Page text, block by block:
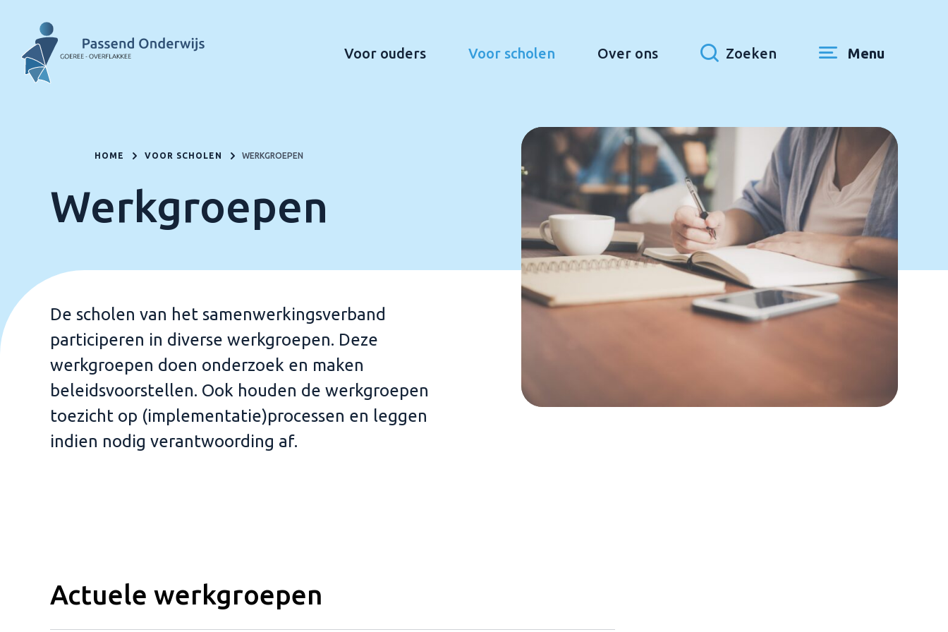
Voor ouders Voor scholen Over ons Zoeken Menu
HOME VOOR SCHOLEN WERKGROEPEN
Werkgroepen
De scholen van het samenwerkingsverband
participeren in diverse werkgroepen. Deze
werkgroepen doen onderzoek en maken
beleidsvoorstellen. Ook houden de werkgroepen
toezicht op (implementatie)processen en leggen
indien nodig verantwoording af.
Actuele werkgroepen